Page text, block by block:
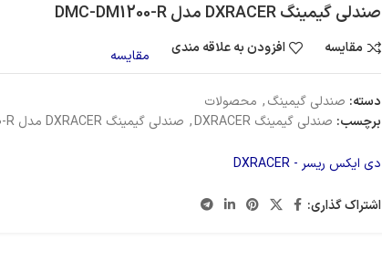
رم کامپیوتر
صندلی گیمینگ DXRACER مدل DMC-DM1200-R
مقایسه افزودن به علاقه مندی مقایسه
دسته: صندلی گیمینگ, محصولات
برچسب: صندلی گیمینگ DXRACER , صندلی گیمینگ DXRACER مدل DMC-DM1200-R
دی ایکس ریسر - DXRACER
اشتراک گذاری: